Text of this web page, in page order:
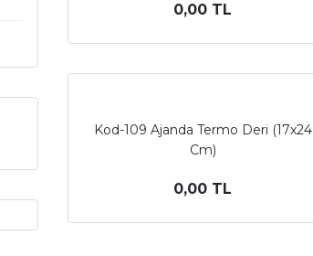
0,00 TL
Kod-109 Ajanda Termo Deri (17x24
Cm)
0,00 TL